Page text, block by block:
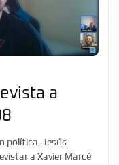
a
política, Jesús
a Xavier Marcé